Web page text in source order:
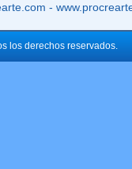
-
los derechos reservados.